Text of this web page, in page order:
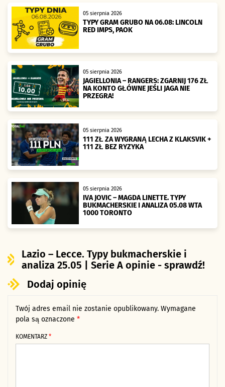
05 sierpnia 2026
TYPY GRAM GRUBO NA 06.08: LINCOLN
RED IMPS, PAOK
05 sierpnia 2026
JAGIELLONIA – RANGERS: ZGARNIJ 176 ZŁ
NA KONTO GŁÓWNE JEŚLI JAGA NIE
PRZEGRA!
05 sierpnia 2026
111 ZŁ ZA WYGRANĄ LECHA Z KLAKSVIK +
111 ZŁ BEZ RYZYKA
05 sierpnia 2026
IVA JOVIC – MAGDA LINETTE. TYPY
BUKMACHERSKIE I ANALIZA 05.08 WTA
1000 TORONTO
Lazio – Lecce. Typy bukmacherskie i
analiza 25.05 | Serie A opinie - sprawdź!
Dodaj opinię
Twój adres email nie zostanie opublikowany. Wymagane
pola są oznaczone *
KOMENTARZ *
Alternative: